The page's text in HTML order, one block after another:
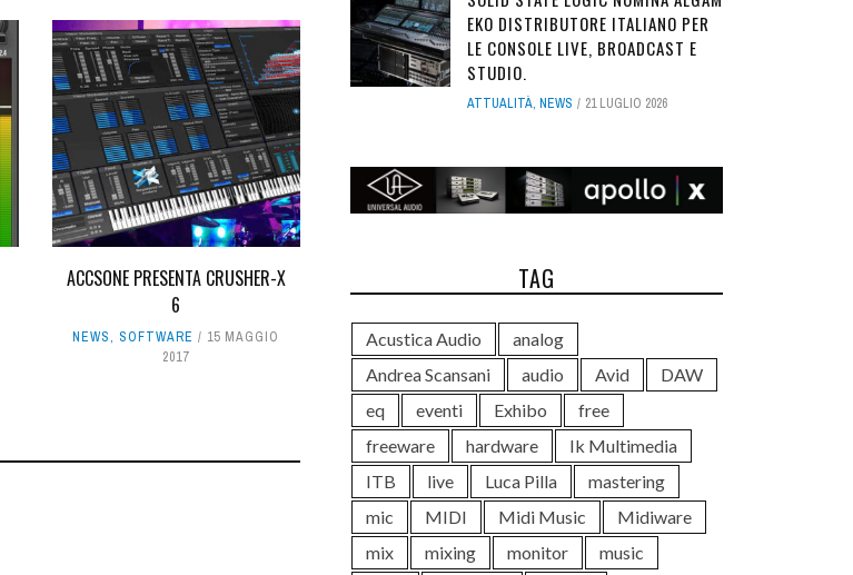
ACCSONE PRESENTA CRUSHER-X
6
NEWS, SOFTWARE
15 MAGGIO
2017
EKO DISTRIBUTORE ITALIANO PER
LE CONSOLE LIVE, BROADCAST E
STUDIO.
ATTUALITÀ, NEWS 21 LUGLIO 2026
TAG
Acustica Audio
analog
Andrea Scansani
audio Avid
DAW
eq
eventi Exhibo
free
freeware
hardware
Ik Multimedia
ITB
live Luca Pilla
mastering
mic
MIDI Midi Music
Midiware
mix
mixing monitor
music